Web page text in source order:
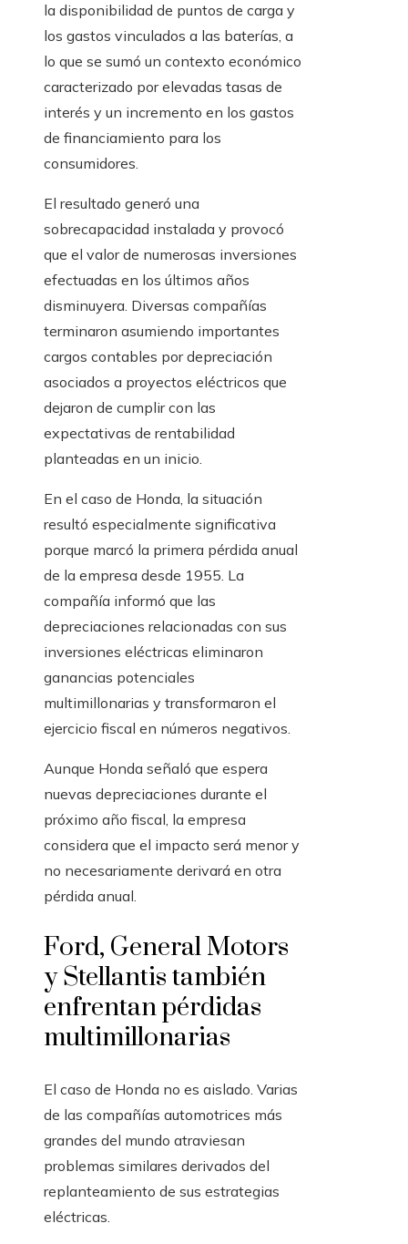
la disponibilidad de puntos de carga y
los gastos vinculados a las baterías, a
lo que se sumó un contexto económico
caracterizado por elevadas tasas de
interés y un incremento en los gastos
de financiamiento para los
consumidores.
El resultado generó una
sobrecapacidad instalada y provocó
que el valor de numerosas inversiones
efectuadas en los últimos años
disminuyera. Diversas compañías
terminaron asumiendo importantes
cargos contables por depreciación
asociados a proyectos eléctricos que
dejaron de cumplir con las
expectativas de rentabilidad
planteadas en un inicio.
En el caso de Honda, la situación
resultó especialmente significativa
porque marcó la primera pérdida anual
de la empresa desde 1955. La
compañía informó que las
depreciaciones relacionadas con sus
inversiones eléctricas eliminaron
ganancias potenciales
multimillonarias y transformaron el
ejercicio fiscal en números negativos.
Aunque Honda señaló que espera
nuevas depreciaciones durante el
próximo año fiscal, la empresa
considera que el impacto será menor y
no necesariamente derivará en otra
pérdida anual.
Ford, General Motors
y Stellantis también
enfrentan pérdidas
multimillonarias
El caso de Honda no es aislado. Varias
de las compañías automotrices más
grandes del mundo atraviesan
problemas similares derivados del
replanteamiento de sus estrategias
eléctricas.